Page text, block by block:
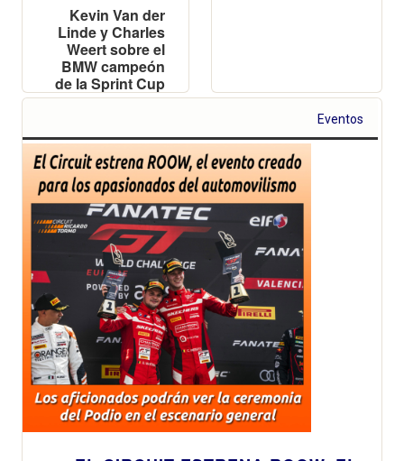
Kevin Van der
Linde y Charles
Weert sobre el
BMW campeón
de la Sprint Cup
Eventos